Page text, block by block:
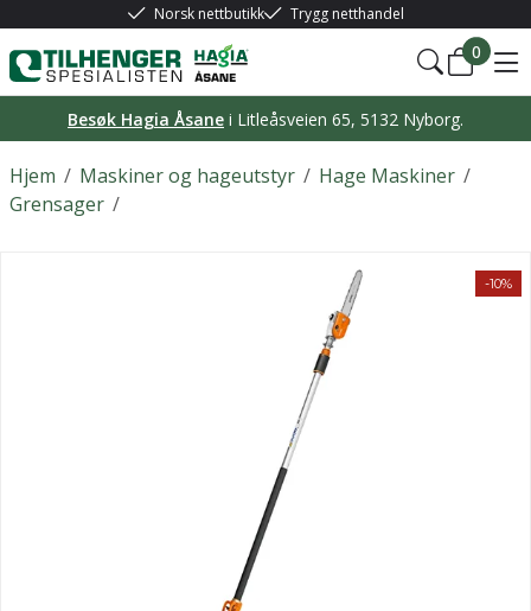
Norsk nettbutikk Trygg netthandel
0
Besøk Hagia Åsane i Litleåsveien 65, 5132 Nyborg.
/
Hjem /
Maskiner og hageutstyr /
Hage Maskiner
/
Grensager
-10%